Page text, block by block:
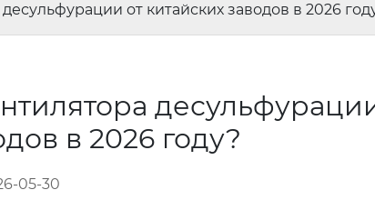
от китайских заводов в 2026
в 2026 году?
05-30